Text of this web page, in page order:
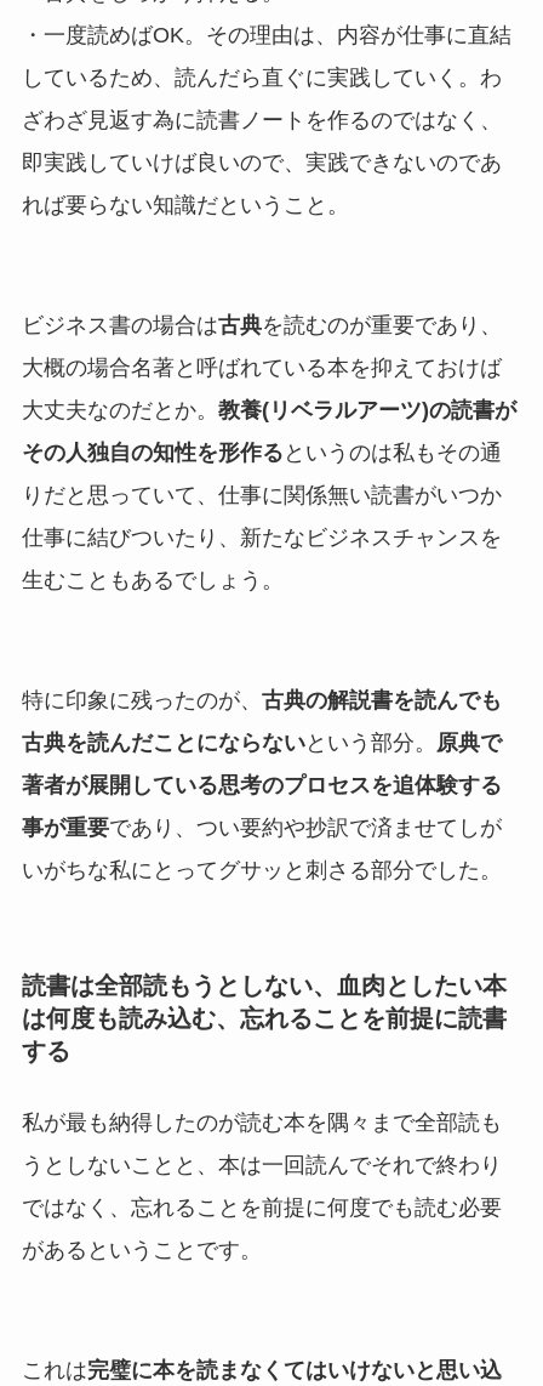
・一度読めばOK。その理由は、内容が仕事に直結
しているため、読んだら直ぐに実践していく。わ
ざわざ見返す為に読書ノートを作るのではなく、
即実践していけば良いので、実践できないのであ
れば要らない知識だということ。
ビジネス書の場合は古典を読むのが重要であり、
大概の場合名著と呼ばれている本を抑えておけば
大丈夫なのだとか。 教養(リベラルアーツ)の読書が
その人独自の知性を形作る というのは私もその通
りだと思っていて、仕事に関係無い読書がいつか
仕事に結びついたり、新たなビジネスチャンスを
生むこともあるでしょう。
特に印象に残ったのが、 古典の解説書を読んでも
古典を読んだことにならないという部分。 原典で
著者が展開している思考のプロセスを追体験する
事が重要であり、つい要約や抄訳で済ませてしが
いがちな私にとってグサッと刺さる部分でした。
読書は全部読もうとしない、血肉としたい本
は何度も読み込む、忘れることを前提に読書
する
私が最も納得したのが読む本を隅々まで全部読も
うとしないことと、本は一回読んでそれで終わり
ではなく、忘れることを前提に何度でも読む必要
があるということです。
これは完璧に本を読まなくてはいけないと思い込